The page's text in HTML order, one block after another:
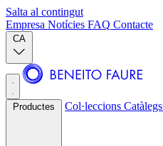
Salta al contingut
Empresa Notícies FAQ Contacte
CA
Productes Col·leccions Catàlegs